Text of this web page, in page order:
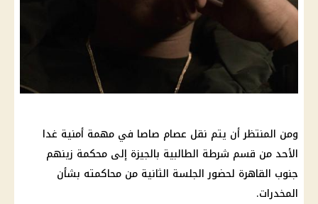
ومن المنتظر أن يتم نقل عصام صاصا في مهمة أمنية غدا
الأحد من قسم شرطة الطالبية بالجيزة إلى محكمة زينهم
جنوب القاهرة لحضور الجلسة الثانية من محاكمته بشأن
المخدرات.